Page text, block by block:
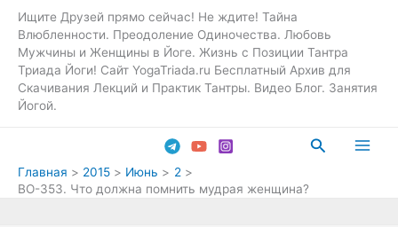
Ищите Друзей прямо сейчас! Не ждите! Тайна
Влюбленности. Преодоление Одиночества. Любовь
Мужчины и Женщины в Йоге. Жизнь с Позиции Тантра
Триада Йоги! Сайт YogaTriada.ru Бесплатный Архив для
Скачивания Лекций и Практик Тантры. Видео Блог. Занятия
Йогой.
Поиск
Главная 2015 Июнь
2
ВО-353. Что должна помнить мудрая женщина?